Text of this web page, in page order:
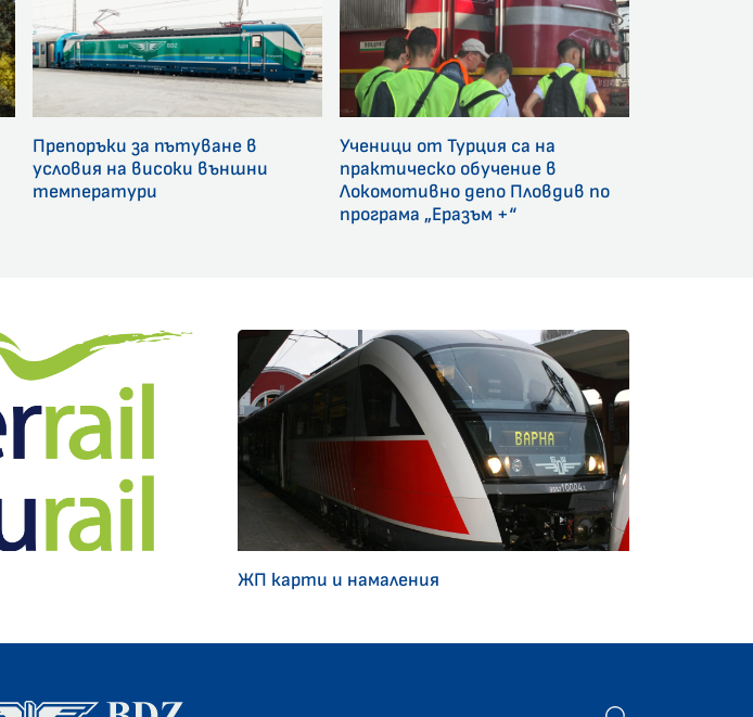
Препоръки за пътуване в
условия на високи външни
температури
Ученици от Турция са на
практическо обучение в
Локомотивно депо Пловдив по
програма „Еразъм +“
ЖП карти и намаления